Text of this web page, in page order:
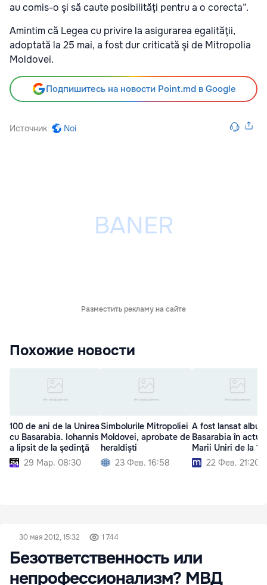
au comis-o şi să caute posibilităţi pentru a o corecta”.
Amintim că Legea cu privire la asigurarea egalităţii,
adoptată la 25 mai, a fost dur criticată şi de Mitropolia
Moldovei.
Подпишитесь на новости Point.md в Google
Источник Noi
Разместить рекламу на сайте
Похожие новости
100 de ani de la Unirea
cu Basarabia. Iohannis
a lipsit de la şedinţă
29 Мар. 08:30
Simbolurile Mitropoliei
Moldovei, aprobate de
heraldiști
23 Фев. 16:58
A fost lansat
Basarabia în actul
Marii Uniri de la
22 Фев. 21:20
30 мая 2012, 15:32 1 744
Безответственность или
непрофессионализм? МВД